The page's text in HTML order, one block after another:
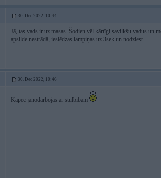
30. Dec 2022, 10:44
Jā, tas vads ir uz masas. Šodien vēl kārtīgi savilkšu vadus un
apsilde nestrādā, ieslēdzas lampiņas uz 3sek un nodziest
30. Dec 2022, 10:46
Kāpēc jānodarbojas ar stulbībām